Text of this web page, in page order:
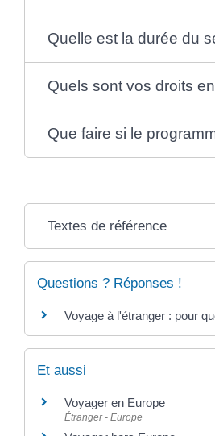
Quelle est la durée du
Quels sont vos droits
Que faire si le
Textes de référence
Questions ? Réponses !
Voyage à l'étranger : pour
Et aussi
Voyager en Europe
Étranger - Europe